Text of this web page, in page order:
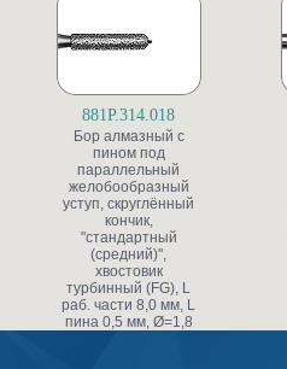
881P.314.018
Бор алмазный с
пином под
параллельный
желобообразный
уступ, скруглённый
кончик,
"стандартный
(средний)",
хвостовик
турбинный (FG), L
раб. части 8,0 мм, L
пина 0,5 мм, Ø=1,8